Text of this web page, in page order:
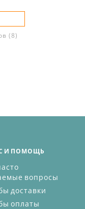
(8)
И ПОМОЩЬ
вопросы
доставки
оплаты